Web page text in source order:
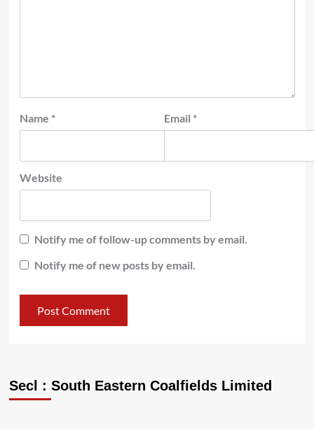
Name * Email *
Website
Notify me of follow-up comments by email.
Notify me of new posts by email.
Secl : South Eastern Coalfields Limited